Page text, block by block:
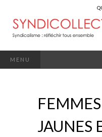
MENU
JAUNES